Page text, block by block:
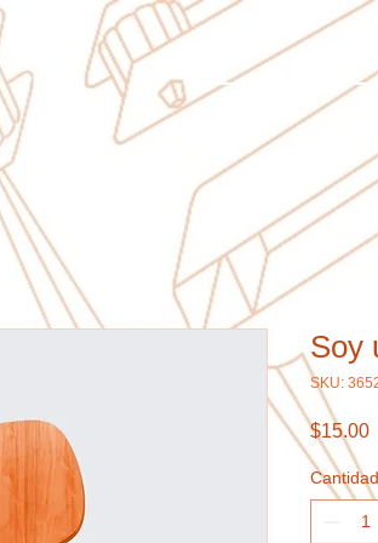
Soy
SKU:
$15.00
Cantidad